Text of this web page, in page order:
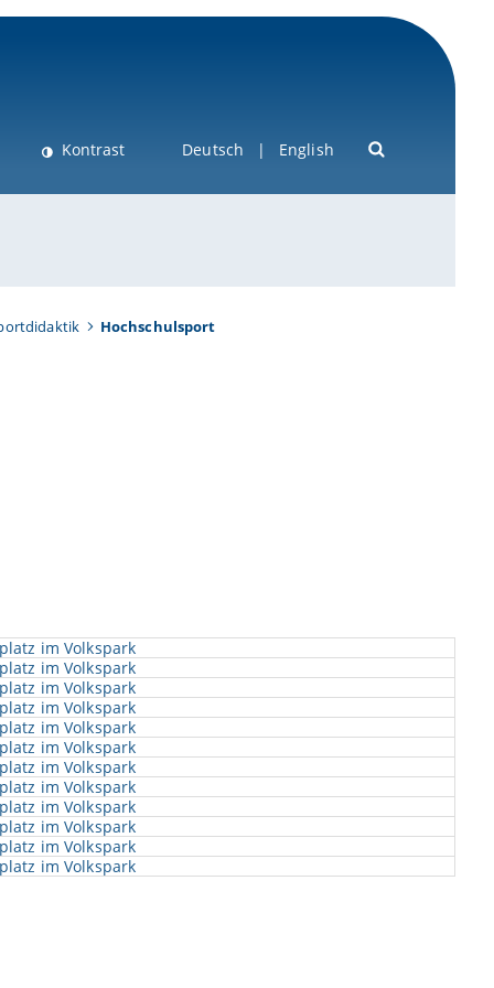
Kontrast Deutsch English
Hochschulsport
im Volkspark
im Volkspark
im Volkspark
im Volkspark
im Volkspark
im Volkspark
im Volkspark
im Volkspark
im Volkspark
im Volkspark
im Volkspark
im Volkspark